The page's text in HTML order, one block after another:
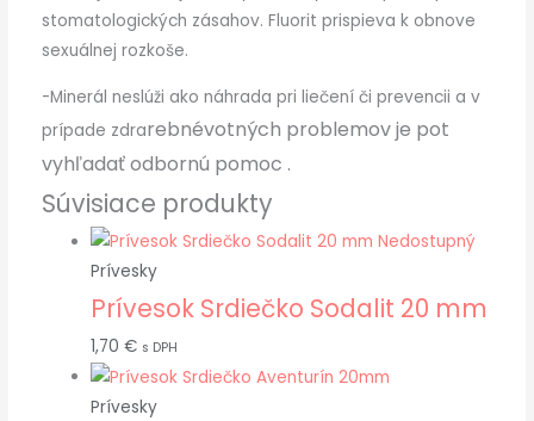
stomatologických zásahov. Fluorit prispieva k obnove
sexuálnej rozkoše.
-Minerál neslúži ako náhrada pri liečení či prevencii a v
prípade zdrarebnévotných problemov je pot
vyhľadať odbornú pomoc .
Súvisiace produkty
Nedostupný
Prívesky
Prívesok Srdiečko Sodalit 20 mm
1,70 € s DPH
Prívesky